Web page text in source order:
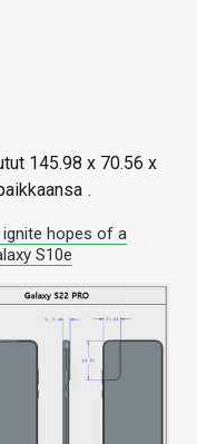
145.98 x 70.56 x
.
ignite hopes of a
S10e